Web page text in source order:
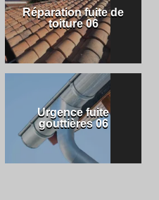
Réparation fuite de
toiture 06
Urgence fuite
gouttières 06